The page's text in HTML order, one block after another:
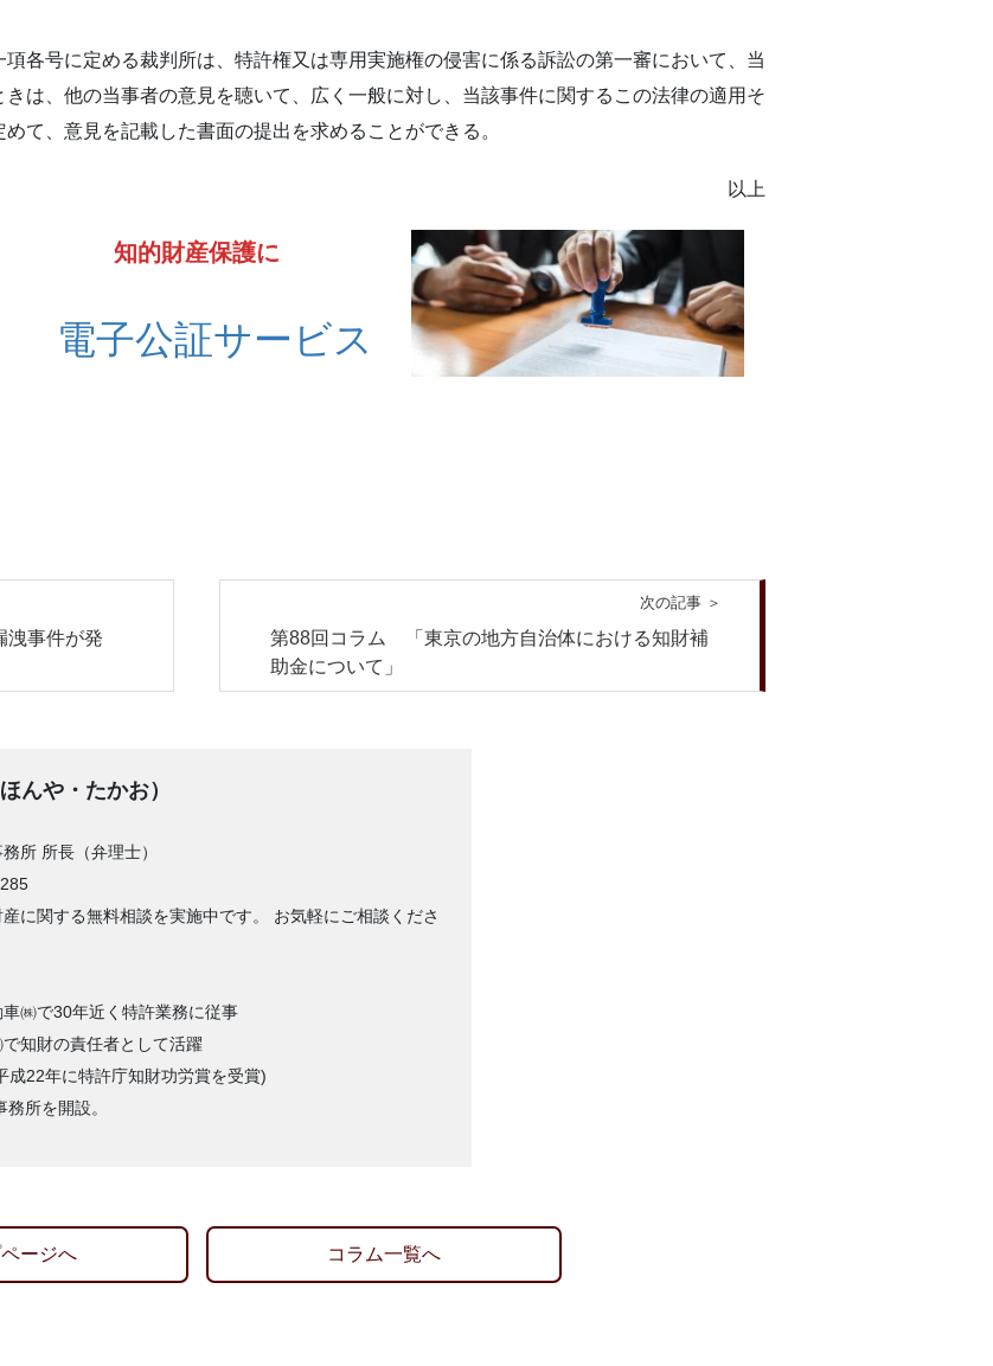
各号に定める裁判所は、特許権又は専用実施権の侵害に係る訴訟の第一審において、当
は、他の当事者の意見を聴いて、広く一般に対し、当該事件に関するこの法律の適用そ
て、意見を記載した書面の提出を求めることができる。
以上
知的財産保護に
電子公証サービス
事件が発
次の記事 ＞
第88回コラム 「東京の地方自治体における知財補
助金について」
んや・たかお）
所 所長（弁理士）
産に関する無料相談を実施中です。 お気軽にご相談くださ
㈱で30年近く特許業務に従事
知財の責任者として活躍
成22年に特許庁知財功労賞を受賞)
所を開設。
ページへ コラム一覧へ